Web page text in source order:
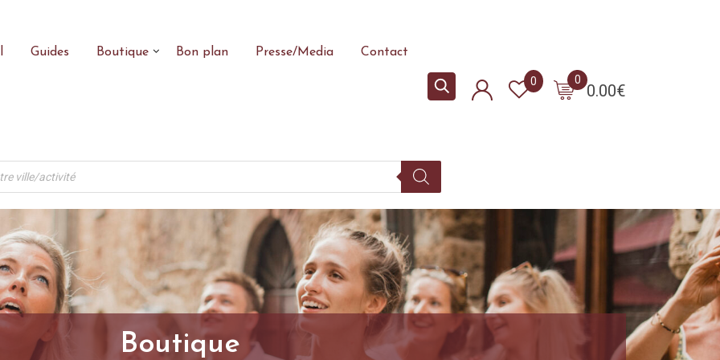
Guides Boutique Bon plan Presse/Media Contact
0.00€
0
0
Boutique